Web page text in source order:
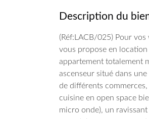
Description du
(Réf:LACB/025) Pour vos
vous propose en
appartement totalement
ascenseur situé dans
de différents
cuisine en open space
micro onde), un